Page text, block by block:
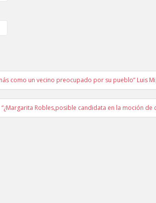
como un vecino preocupado por su pueblo” Luis
“¿Margarita Robles,posible candidata en la moción de